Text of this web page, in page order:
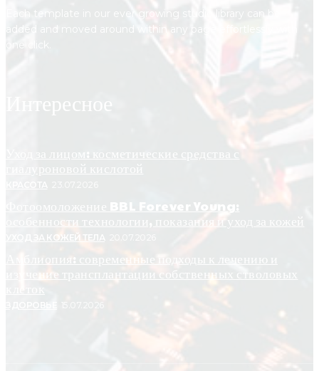
Each template in our ever growing studio library can be
added and moved around within any page effortlessly with
Интересное
Уход за лицом: косметические средства с
гиалуроновой кислотой
КРАСОТА
Фотоомоложение BBL Forever Young:
особенности технологии, показания и уход за кожей
УХОД ЗА КОЖЕЙ ТЕЛА
Амблиопия: современные подходы к лечению и
изучение трансплантации собственных стволовых
клеток
ЗДОРОВЬЕ